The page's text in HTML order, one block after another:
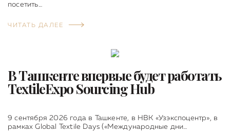
посетить…
ЧИТАТЬ ДАЛЕЕ
В Ташкенте впервые будет работать
TextileExpo Sourcing Hub
9 сентября 2026 года в Ташкенте, в НВК «Узэкспоцентр», в
рамках Global Textile Days («Международные дни…